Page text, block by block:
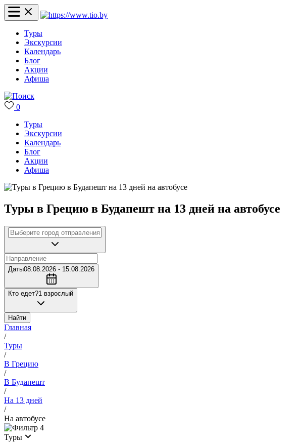
Туры
Экскурсии
Календарь
Блог
Акции
Афиша
0
Туры
Экскурсии
Календарь
Блог
Акции
Афиша
Туры в Грецию в Будапешт на 13 дней на автобусе
Даты08.08.2026 - 15.08.2026
Кто едет?1 взрослый
Найти
Главная
/
Туры
/
В Грецию
/
В Будапешт
/
На 13 дней
/
На автобусе
4
Туры